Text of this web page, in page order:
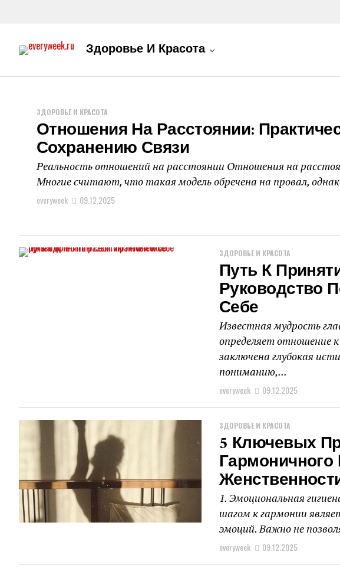
Здоровье И Красота
ЗДОРОВЬЕ И КРАСОТА
Отношения На Расстоянии:
Сохранению Связи
Реальность отношений на расстоянии Отношения на
Многие считают, что такая модель обречена на провал,
everyweek 09.12.2025
ЗДОРОВЬЕ И КРАСОТА
Путь К
Руководство
Себе
Известная мудрость
определяет отношение
заключена глубокая
пониманию,...
everyweek 09.12.2025
ЗДОРОВЬЕ И КРАСОТА
5 Ключевых
Гармоничного
1. Эмоциональная
шагом к гармонии
эмоций. Важно не
everyweek 09.12.2025